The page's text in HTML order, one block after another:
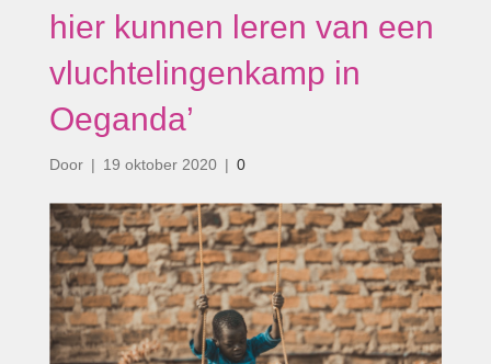
hier kunnen leren van een
vluchtelingenkamp in
Oeganda’
Door | 19 oktober 2020 | 0